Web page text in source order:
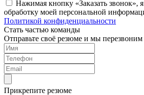
Нажимая кнопку «Заказать звонок»,
обработку моей персональной
Политикой конфиденциальности
Стать частью команды
Отправьте своё резюме и мы
Прикрепите резюме